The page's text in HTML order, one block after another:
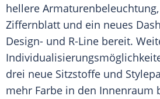
hellere
Ziffernblatt und ein neues
Design- und R-Line bereit.
drei neue Sitzstoffe und
mehr Farbe in den Innenraum